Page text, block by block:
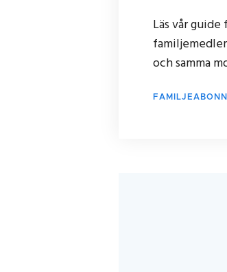
Läs vår
och samma